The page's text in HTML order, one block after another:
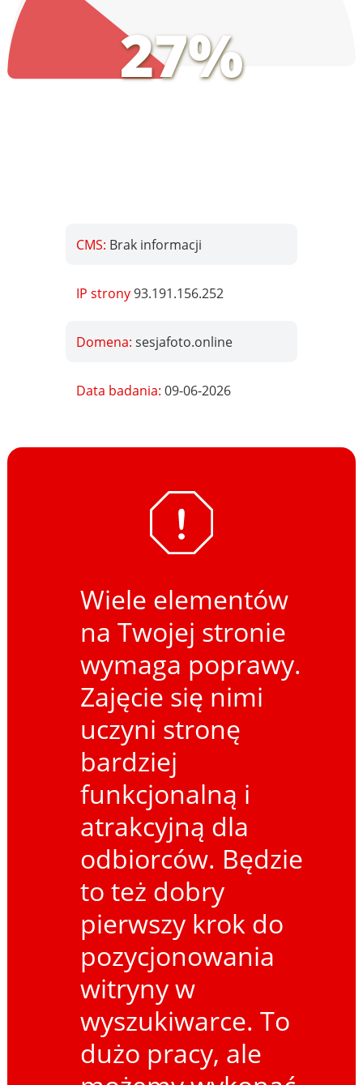
27%
CMS: Brak informacji
IP strony93.191.156.252
Domena:sesjafoto.online
Data badania:09-06-2026
Wiele elementów
na Twojej stronie
wymaga poprawy.
Zajęcie się nimi
uczyni stronę
bardziej
funkcjonalną i
atrakcyjną dla
odbiorców. Będzie
to też dobry
pierwszy krok do
pozycjonowania
witryny w
wyszukiwarce. To
dużo pracy, ale